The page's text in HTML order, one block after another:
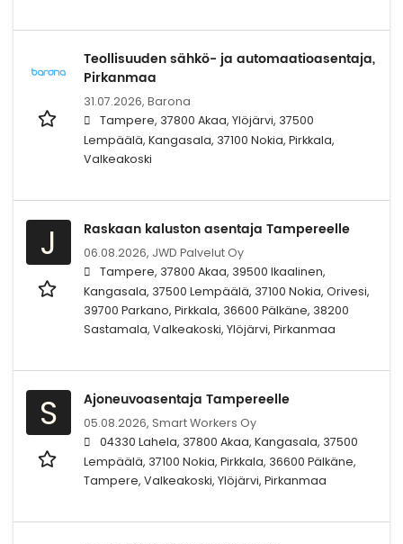
Teollisuuden sähkö- ja automaatioasentaja,
Pirkanmaa
31.07.2026, Barona
Tampere, 37800 Akaa, Ylöjärvi, 37500
Lempäälä, Kangasala, 37100 Nokia, Pirkkala,
Valkeakoski
J Raskaan kaluston asentaja Tampereelle
06.08.2026, JWD Palvelut Oy
Tampere, 37800 Akaa, 39500 Ikaalinen,
Kangasala, 37500 Lempäälä, 37100 Nokia, Orivesi,
39700 Parkano, Pirkkala, 36600 Pälkäne, 38200
Sastamala, Valkeakoski, Ylöjärvi, Pirkanmaa
S Ajoneuvoasentaja Tampereelle
05.08.2026, Smart Workers Oy
04330 Lahela, 37800 Akaa, Kangasala, 37500
Lempäälä, 37100 Nokia, Pirkkala, 36600 Pälkäne,
Tampere, Valkeakoski, Ylöjärvi, Pirkanmaa